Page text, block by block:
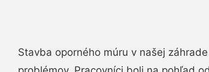
Stavba oporného múru v našej